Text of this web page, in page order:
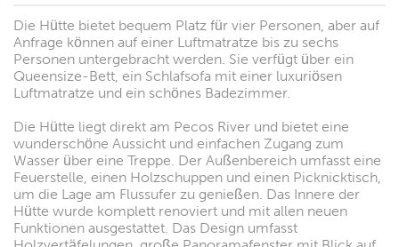
Die Hütte bietet bequem Platz für vier Personen, aber auf
Anfrage können auf einer Luftmatratze bis zu sechs
Personen untergebracht werden. Sie verfügt über ein
Queensize-Bett, ein Schlafsofa mit einer luxuriösen
Luftmatratze und ein schönes Badezimmer.
Die Hütte liegt direkt am Pecos River und bietet eine
wunderschöne Aussicht und einfachen Zugang zum
Wasser über eine Treppe. Der Außenbereich umfasst eine
Feuerstelle, einen Holzschuppen und einen Picknicktisch,
um die Lage am Flussufer zu genießen. Das Innere der
Hütte wurde komplett renoviert und mit allen neuen
Funktionen ausgestattet. Das Design umfasst